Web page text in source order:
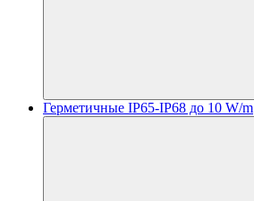
Герметичные IP65-IP68 до 10 W/m